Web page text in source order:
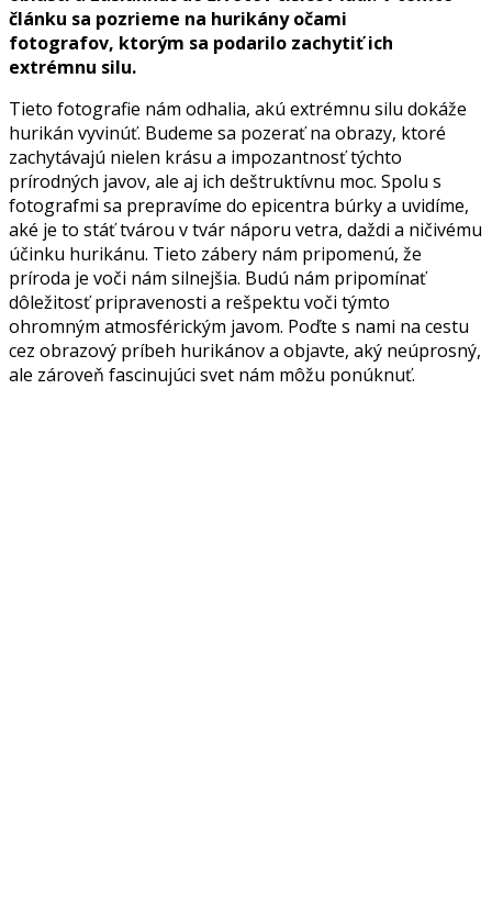
článku sa pozrieme na hurikány očami
fotografov, ktorým sa podarilo zachytiť ich
extrémnu silu.
Tieto fotografie nám odhalia, akú extrémnu silu dokáže
hurikán vyvinúť. Budeme sa pozerať na obrazy, ktoré
zachytávajú nielen krásu a impozantnosť týchto
prírodných javov, ale aj ich deštruktívnu moc. Spolu s
fotografmi sa prepravíme do epicentra búrky a uvidíme,
aké je to stáť tvárou v tvár náporu vetra, daždi a ničivému
účinku hurikánu. Tieto zábery nám pripomenú, že
príroda je voči nám silnejšia. Budú nám pripomínať
dôležitosť pripravenosti a rešpektu voči týmto
ohromným atmosférickým javom. Poďte s nami na cestu
cez obrazový príbeh hurikánov a objavte, aký neúprosný,
ale zároveň fascinujúci svet nám môžu ponúknuť.